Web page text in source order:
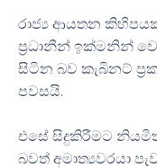
රාජ්‍ය ආයතන
ප්‍රධානීන් ඉක්මනින්
සිටින බව කැබිනට්
පවසයි.
එසේ සිදුකිරීමට
බවත් අමාත්‍යවරයා